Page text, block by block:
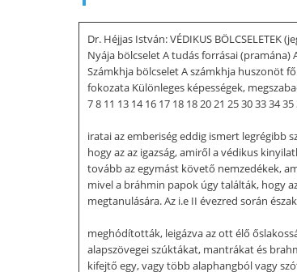
Dr. Héjjas István: VÉDIKUS
Nyája bölcselet A tudás forrásai
Számkhja bölcselet A számkhja huszonöt
fokozata Különleges képességek,
7 8 11 13 14 16 17 18 18 20 21 25 30 33 34
iratai az emberiség eddig ismert legrégibb
hogy az az igazság, amiről a védikus
tovább az egymást követő nemzedékek,
mivel a bráhmin papok úgy találták, hogy
megtanulására. Az i.e II évezred során
meghódították, leigázva az ott élő
alapszövegei szúktákat, mantrákat és
kifejtő egy, vagy több alaphangból vagy